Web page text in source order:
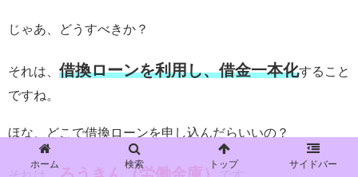
じゃあ、どうすべきか？
それは、 借換ローンを利用し、借金一本化すること
ですね。
ほな、どこで借換ローンを申し込んだらいいの？
ホーム 検索 トップ サイドバー